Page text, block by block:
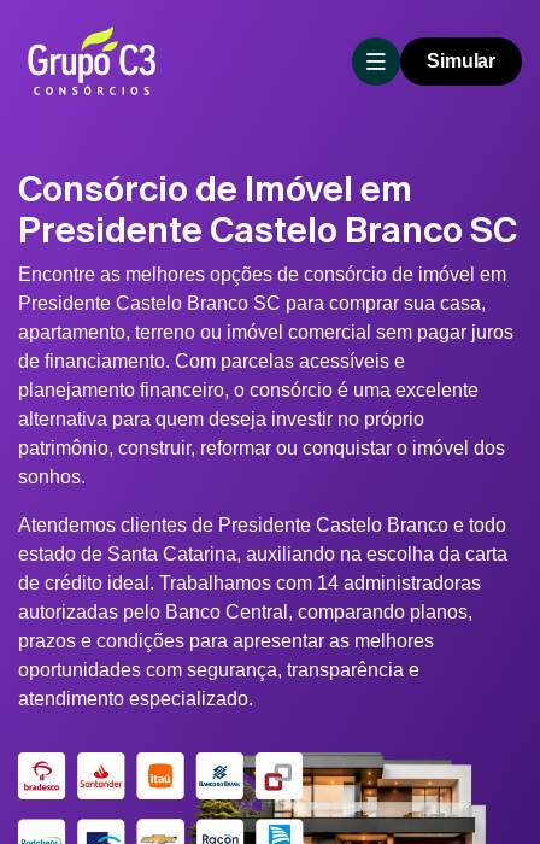
Simular
Consórcio de Imóvel em
Presidente Castelo Branco SC
Encontre as melhores opções de consórcio de imóvel em
Presidente Castelo Branco SC para comprar sua casa,
apartamento, terreno ou imóvel comercial sem pagar juros
de financiamento. Com parcelas acessíveis e
planejamento financeiro, o consórcio é uma excelente
alternativa para quem deseja investir no próprio
patrimônio, construir, reformar ou conquistar o imóvel dos
sonhos.
Atendemos clientes de Presidente Castelo Branco e todo
estado de Santa Catarina, auxiliando na escolha da carta
de crédito ideal. Trabalhamos com 14 administradoras
autorizadas pelo Banco Central, comparando planos,
prazos e condições para apresentar as melhores
oportunidades com segurança, transparência e
atendimento especializado.